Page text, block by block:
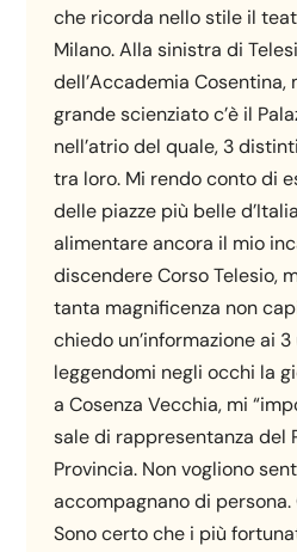
che ricorda nello stile il
Milano. Alla sinistra di
dell’Accademia
grande scienziato c’è il
nell’atrio del quale, 3
tra loro. Mi rendo conto di
delle piazze più belle
alimentare ancora il mio
discendere Corso Telesio,
tanta magnificenza non
chiedo un’informazione ai
leggendomi negli occhi la
a Cosenza Vecchia, mi
sale di rappresentanza del
Provincia. Non vogliono
accompagnano di persona.
Sono certo che i più